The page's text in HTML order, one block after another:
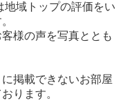
域トップの評価をい
客様の声を写真ととも
掲載できないお部屋
ります。